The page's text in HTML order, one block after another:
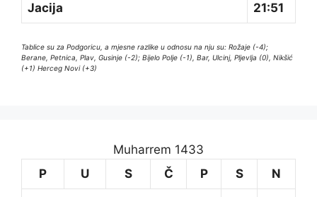
Jacija 21:51
Tablice su za Podgoricu, a mjesne razlike u odnosu na nju su: Rožaje (-4);
Berane, Petnica, Plav, Gusinje (-2); Bijelo Polje (-1), Bar, Ulcinj, Pljevlja (0), Nikšić
(+1) Herceg Novi (+3)
Muharrem 1433
P
U S Č P S N